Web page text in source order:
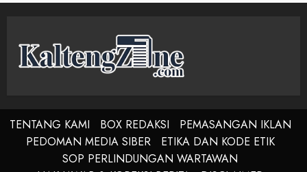
TENTANG KAMI BOX REDAKSI
PEMASANGAN IKLAN
PEDOMAN MEDIA SIBER
ETIKA DAN KODE ETIK
SOP PERLINDUNGAN WARTAWAN